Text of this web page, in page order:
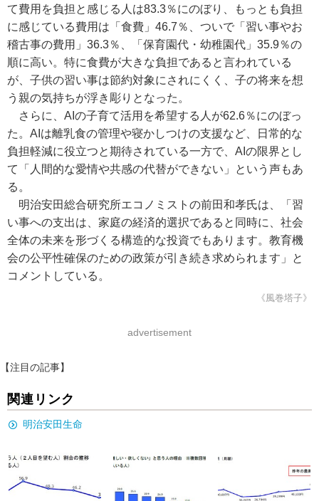
て費用を負担と感じる人は83.3％にのぼり、もっとも負担
に感じている費用は「食費」46.7％、ついで「習い事やお
稽古事の費用」36.3％、「保育園代・幼稚園代」35.9％の
順に高い。特に食費が大きな負担であると言われている
が、子供の習い事は節約対象にされにくく、子の将来を想
う親の気持ちが浮き彫りとなった。
さらに、AIの子育て活用を希望する人が62.6％にのぼっ
た。AIは離乳食の管理や寝かしつけの支援など、日常的な
負担軽減に役立つと期待されている一方で、AIの限界とし
て「人間的な愛情や共感の代替ができない」という声もあ
る。
明治安田総合研究所エコノミストの前田和孝氏は、「習
い事への支出は、家庭の経済的選択であると同時に、社会
全体の未来を形づくる構造的な投資でもあります。教育機
会の公平性確保のための政策が引き続き求められます」と
コメントしている。
《風巻塔子》
advertisement
【注目の記事】
関連リンク
明治安田生命